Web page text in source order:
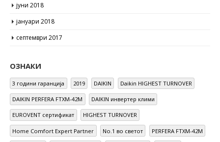
јуни 2018
јануари 2018
септември 2017
ОЗНАКИ
3 години гаранција 2019 DAIKIN Daikin HIGHEST TURNOVER
DAIKIN PERFERA FTXM-42M DAIKIN инвертер клими
EUROVENT сертификат HIGHEST TURNOVER
Home Comfort Expert Partner No.1 во светот PERFERA FTXM-42M